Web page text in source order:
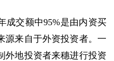
成交额中95%是由内资买
源来自于外资投资者。一
外地投资者来穗进行投资